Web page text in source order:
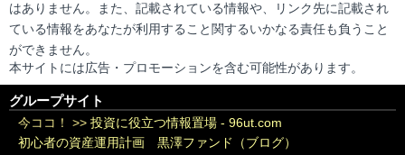
はありません。また、記載されている情報や、リンク先に記載され
ている情報をあなたが利用すること関するいかなる責任も負うこと
ができません。
本サイトには広告・プロモーションを含む可能性があります。
グループサイト
今ココ！ >> 投資に役立つ情報置場 - 96ut.com
初心者の資産運用計画 黒澤ファンド（ブログ）